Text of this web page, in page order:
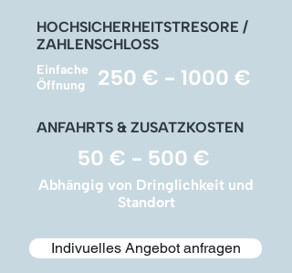
HOCHSICHERHEITSTRESORE /
ZAHLENSCHLOSS
Einfache
Öffnung
250 € - 1000 €
ANFAHRTS & ZUSATZKOSTEN
50 € - 500 €
Abhängig von Dringlichkeit und
Standort
Indivuelles Angebot anfragen